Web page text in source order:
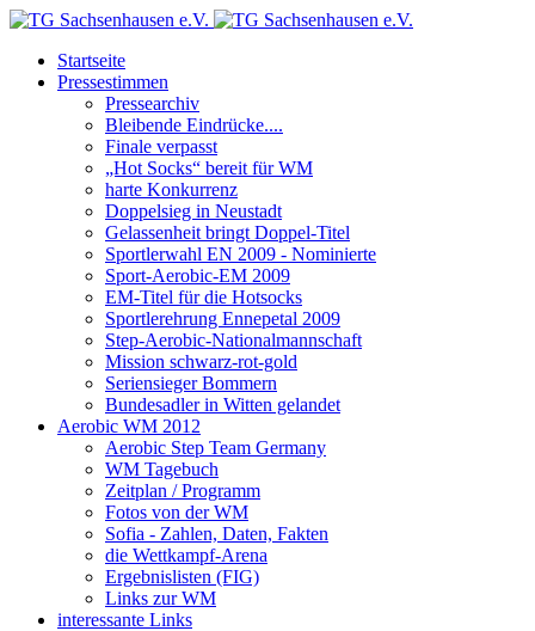
Startseite
Pressestimmen
Pressearchiv
Bleibende Eindrücke....
Finale verpasst
„Hot Socks“ bereit für WM
harte Konkurrenz
Doppelsieg in Neustadt
Gelassenheit bringt Doppel-Titel
Sportlerwahl EN 2009 - Nominierte
Sport-Aerobic-EM 2009
EM-Titel für die Hotsocks
Sportlerehrung Ennepetal 2009
Step-Aerobic-Nationalmannschaft
Mission schwarz-rot-gold
Seriensieger Bommern
Bundesadler in Witten gelandet
Aerobic WM 2012
Aerobic Step Team Germany
WM Tagebuch
Zeitplan / Programm
Fotos von der WM
Sofia - Zahlen, Daten, Fakten
die Wettkampf-Arena
Ergebnislisten (FIG)
Links zur WM
interessante Links